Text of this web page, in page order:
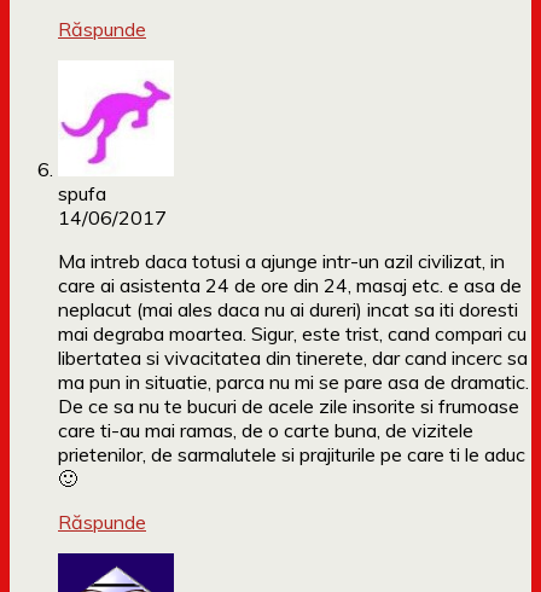
Răspunde
spufa
14/06/2017
Ma intreb daca totusi a ajunge intr-un azil civilizat, in
care ai asistenta 24 de ore din 24, masaj etc. e asa de
neplacut (mai ales daca nu ai dureri) incat sa iti doresti
mai degraba moartea. Sigur, este trist, cand compari cu
libertatea si vivacitatea din tinerete, dar cand incerc sa
ma pun in situatie, parca nu mi se pare asa de dramatic.
De ce sa nu te bucuri de acele zile insorite si frumoase
care ti-au mai ramas, de o carte buna, de vizitele
prietenilor, de sarmalutele si prajiturile pe care ti le aduc
🙂
Răspunde